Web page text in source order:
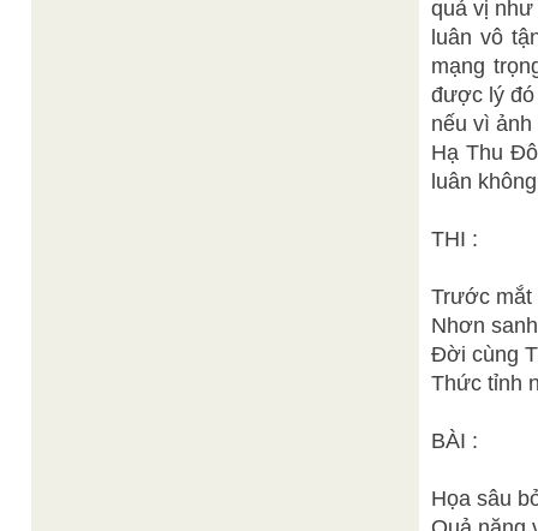
quả vị như
luân vô
mạng
được lý đó
nếu vì
Hạ Thu
luân
THI :
Trước mắt
Nhơn
Đời cùng
Thức tỉnh
BÀI :
Họa sâu